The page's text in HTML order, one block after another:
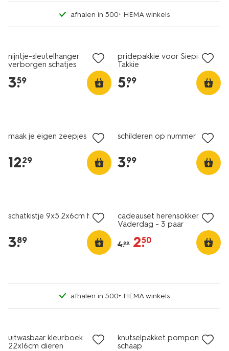
afhalen in 500+ HEMA winkels
nijntje-sleutelhanger
verborgen schatjes
3.
59
pridepakkie voor Siepie en
Takkie
5.
99
maak je eigen zeepjes
12.
29
schilderen op nummer
3.
99
schatkistje 9x5.2x6cm hout
3.
89
cadeauset herensokken
Vaderdag - 3 paar
4.99 2.
50
afhalen in 500+ HEMA winkels
uitwasbaar kleurboek
22x16cm dieren
knutselpakket pompomset
schaap